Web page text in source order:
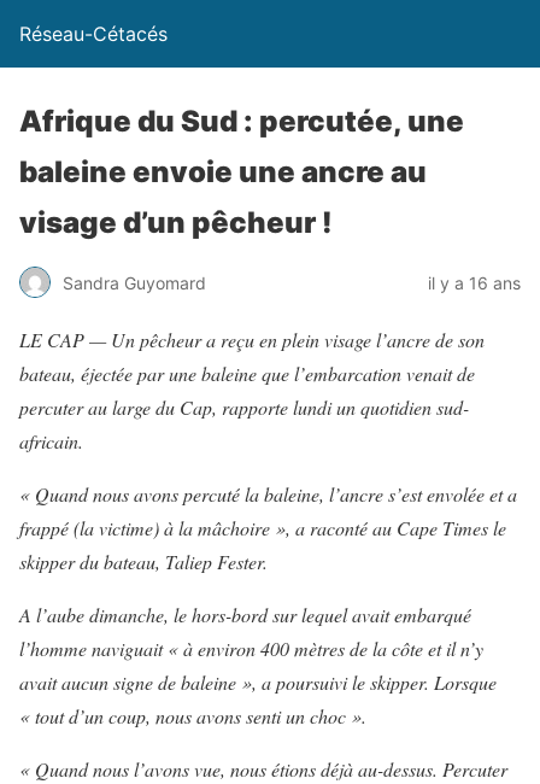
Réseau-Cétacés
Afrique du Sud : percutée, une
baleine envoie une ancre au
visage d’un pêcheur !
Sandra Guyomard il y a 16 ans
LE CAP — Un pêcheur a reçu en plein visage l’ancre de son
bateau, éjectée par une baleine que l’embarcation venait de
percuter au large du Cap, rapporte lundi un quotidien sud-
africain.
« Quand nous avons percuté la baleine, l’ancre s’est envolée et a
frappé (la victime) à la mâchoire », a raconté au Cape Times le
skipper du bateau, Taliep Fester.
A l’aube dimanche, le hors-bord sur lequel avait embarqué
l’homme naviguait « à environ 400 mètres de la côte et il n’y
avait aucun signe de baleine », a poursuivi le skipper. Lorsque
« tout d’un coup, nous avons senti un choc ».
« Quand nous l’avons vue, nous étions déjà au-dessus. Percuter